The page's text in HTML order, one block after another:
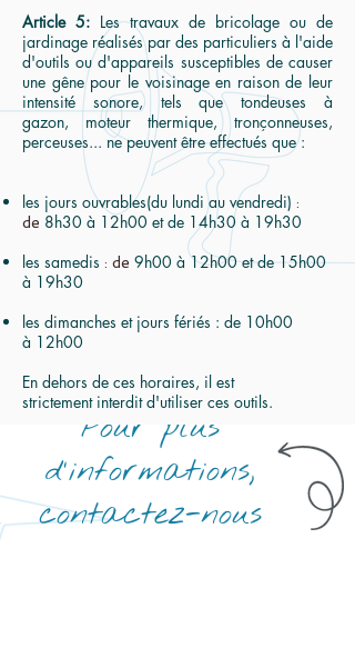
Pour plus
d'informations,
contactez-nous
Article 5: Les travaux de bricolage ou de
jardinage réalisés par des particuliers à l'aide
d'outils ou d'appareils susceptibles de causer
une gêne pour le voisinage en raison de leur
intensité sonore, tels que tondeuses à
gazon, moteur thermique, tronçonneuses,
perceuses... ne peuvent être effectués que :​​
les jours ouvrables(du lundi au vendredi) :
de 8h30 à 12h00 et de 14h30 à 19h30
les samedis : de ​9h00 à 12h00 et de 15h00
à 19h30
les dimanches et jours fériés ​ : de 10h00
à 12h00
En dehors de ces horaires, il est
strictement interdit d'utiliser ces outils.